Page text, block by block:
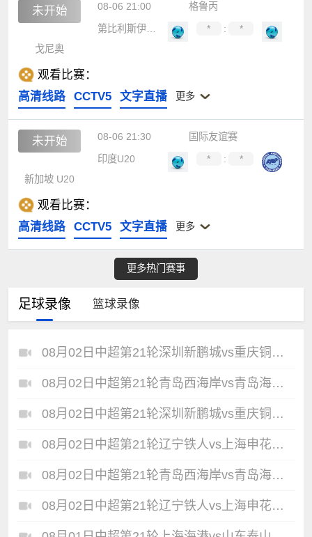
未开始 08-06 21:00
格鲁丙
第比利斯伊比利亚2010
* :
*
戈尼奥
观看比赛：
高清线路
CCTV5 文字直播 更多
未开始 08-06 21:30
国际友谊赛
印度U20
* :
*
新加坡 U20
观看比赛：
高清线路
CCTV5 文字直播 更多
更多热门赛事
足球录像 篮球录像
08月02日中超第21轮深圳新鹏城vs重庆铜梁龙全场录像
08月02日中超第21轮青岛西海岸vs青岛海牛全场录像
08月02日中超第21轮深圳新鹏城vs重庆铜梁龙全场录像
08月02日中超第21轮辽宁铁人vs上海申花全场录像
08月02日中超第21轮青岛西海岸vs青岛海牛全场录像
08月02日中超第21轮辽宁铁人vs上海申花全场录像